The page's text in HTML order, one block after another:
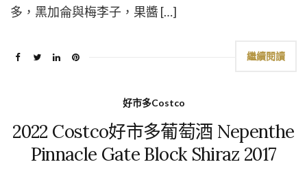
多，黑加侖與梅李子，果醬 […]
繼續閱讀
好市多Costco
2022 Costco好市多葡萄酒 Nepenthe
Pinnacle Gate Block Shiraz 2017